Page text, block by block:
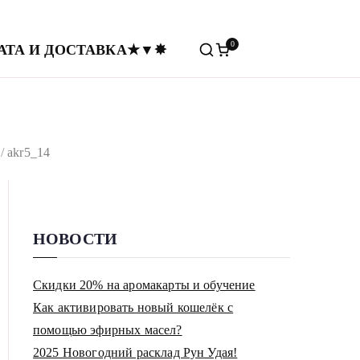
• Аромапсихология
И ДОСТАВКА★▼✸ 0
akr5_14
НОВОСТИ
Скидки 20% на аромакарты и обучение
Как активировать новый кошелёк с
помощью эфирных масел?
2025 Новогодний расклад Рун Удая!